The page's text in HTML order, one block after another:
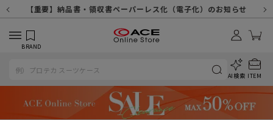
【重要】令和８年熊本地震に伴う配送への影響について
【重要】納品書・領収書ペーパーレス化（電子化）のお知らせ
【重要】天候不良や交通状況・物量増等に伴う配送への影響について
【重要】悪質な詐欺サイトにご注意ください
【重要】各種メールが届かない場合に関しまして
【重要】お問い合わせのご対応に関しまして
【重要】SNSのなりすまし詐欺にご注意ください
BRAND
AI検索 ITEM